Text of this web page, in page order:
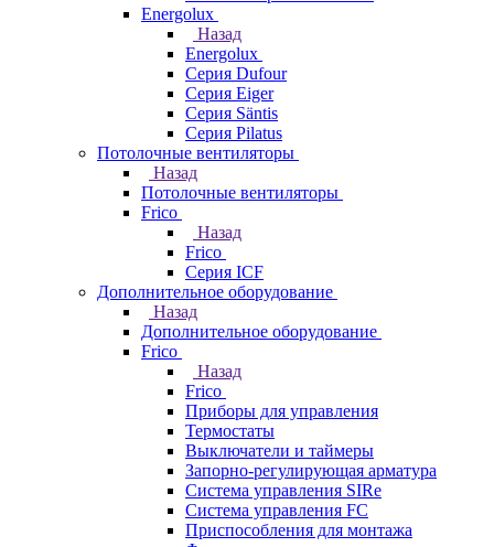
Energolux
Назад
Energolux
Серия Dufour
Серия Eiger
Серия Säntis
Серия Pilatus
Потолочные вентиляторы
Назад
Потолочные вентиляторы
Frico
Назад
Frico
Серия ICF
Дополнительное оборудование
Назад
Дополнительное оборудование
Frico
Назад
Frico
Приборы для управления
Термостаты
Выключатели и таймеры
Запорно-регулирующая арматура
Система управления SIRe
Система управления FC
Приспособления для монтажа